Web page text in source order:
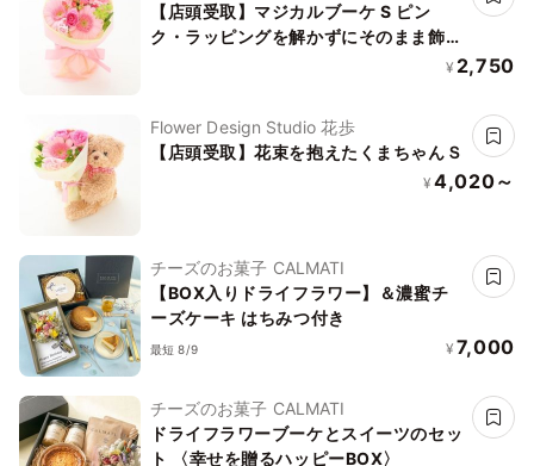
【店頭受取】マジカルブーケ S ピン
ク・ラッピングを解かずにそのまま飾れ
¥ 2,750
Flower Design Studio 花歩
【店頭受取】花束を抱えたくまちゃんＳ
¥ 4,020～
チーズのお菓子 CALMATI
【BOX入りドライフラワー】＆濃蜜チ
ーズケーキ はちみつ付き
最短 8/9 ¥ 7,000
チーズのお菓子 CALMATI
ドライフラワーブーケとスイーツのセッ
ト 〈幸せを贈るハッピーBOX〉